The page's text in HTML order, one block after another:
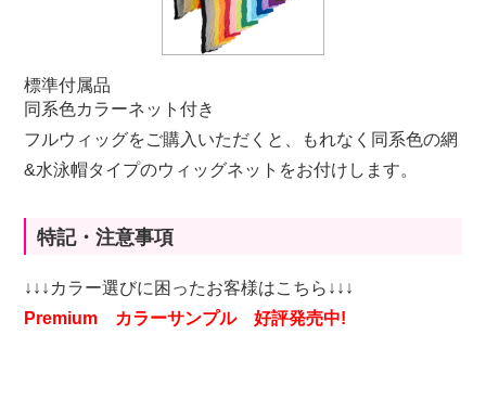
標準付属品
同系色カラーネット付き
フルウィッグをご購入いただくと、もれなく同系色の網
&水泳帽タイプのウィッグネットをお付けします。
特記・注意事項
↓↓↓カラー選びに困ったお客様はこちら↓↓↓
Premium カラーサンプル 好評発売中!